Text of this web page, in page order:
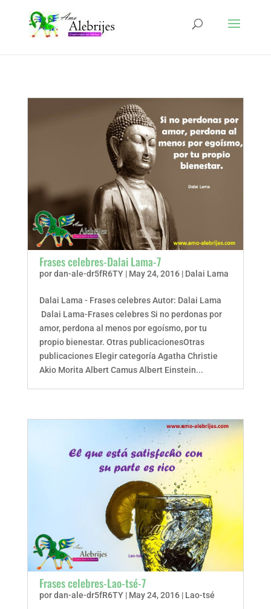
Frases celebres-Dalai Lama-7
pordan-ale-dr5fR6TY| May 24, 2016| Dalai Lama
Dalai Lama - Frases celebres Autor: Dalai Lama
Dalai Lama-Frases celebres Si no perdonas por
amor, perdona al menos por egoísmo, por tu
propio bienestar. Otras publicacionesOtras
publicaciones Elegir categoría Agatha Christie
Akio Morita Albert Camus Albert Einstein...
Frases celebres-Lao-tsé-7
pordan-ale-dr5fR6TY| May 24, 2016| Lao-tsé